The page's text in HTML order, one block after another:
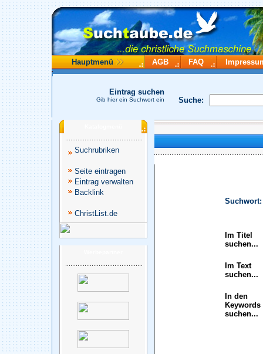
Hauptmenü AGB FAQ
Suche:
Eintrag suchen
Gib hier ein Suchwort ein
Suchrubriken
Seite eintragen
Eintrag verwalten
Backlink
ChristList.de
Suchwort:
Im Titel
suchen...
Im Text
suchen...
In den
Keywords
suchen...